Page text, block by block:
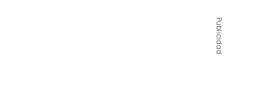
Publicidad